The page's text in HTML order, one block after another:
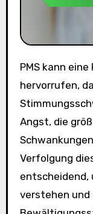
PMS kann eine Reihe von emotionalen Trends
hervorrufen,
Angst, die
Verfolgung
entscheidend,
verstehen